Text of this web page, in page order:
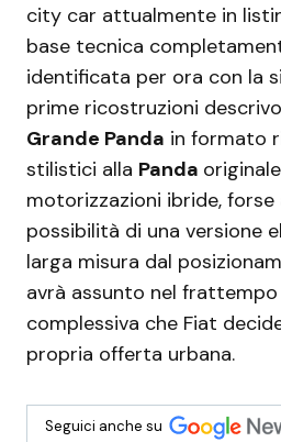
city car attualmente in
base tecnica
identificata per ora con la
prime ricostruzioni
Grande Panda in formato
stilistici alla Panda
motorizzazioni ibride, forse
possibilità di una versione
larga misura dal
avrà assunto nel
complessiva che Fiat
propria offerta urbana.
Seguici anche su